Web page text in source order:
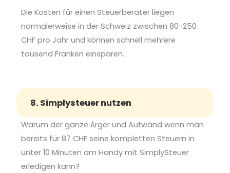
Die Kosten für einen Steuerberater liegen
normalerweise in der Schweiz zwischen 80-250
CHF pro Jahr und können schnell mehrere
tausend Franken einsparen.
8. Simplysteuer nutzen
Warum der ganze Ärger und Aufwand wenn man
bereits für 87 CHF seine kompletten Steuern in
unter 10 Minuten am Handy mit SimplySteuer
erledigen kann?